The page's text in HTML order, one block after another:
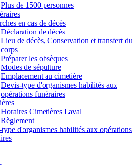
Plus de 1500 personnes
en cas de décès
Déclaration de décès
Lieu de décès, Conservation et transfert du
corps
Préparer les obsèques
Modes de sépulture
Emplacement au cimetière
Devis-type d'organismes habilités aux
opérations funéraires
Horaires Cimetières Laval
Règlement
d'organismes habilités aux opérations